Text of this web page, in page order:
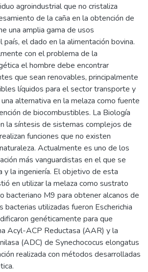
agroindustrial que no cristaliza
de la caña en la obtención de
una amplia gama de usos
el dado en la alimentación bovina.
con el problema de la
el hombre debe encontrar
que sean renovables, principalmente
líquidos para el sector transporte y
alternativa en la melaza como fuente
de biocombustibles. La Biología
la síntesis de sistemas complejos de
funciones que no existen
Actualmente es uno de los
más vanguardistas en el que se
y la ingeniería. El objetivo de esta
en utilizar la melaza como sustrato
bacteriano M9 para obtener alcanos de
bacterias utilizadas fueron Escherichia
genéticamente para que
Acyl-ACP Reductasa (AAR) y la
(ADC) de Synechococus elongatus
realizada con métodos desarrolladas